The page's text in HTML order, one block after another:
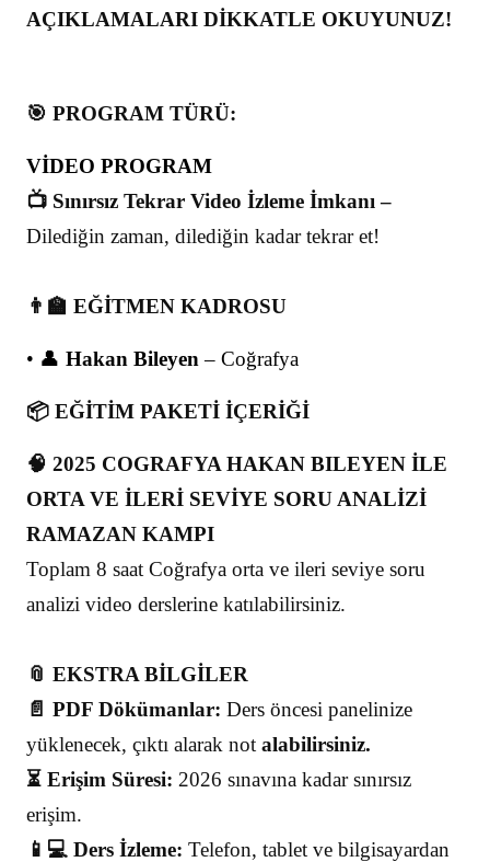
AÇIKLAMALARI DİKKATLE OKUYUNUZ!
🎯 PROGRAM TÜRÜ:
VİDEO PROGRAM
📺 Sınırsız Tekrar Video İzleme İmkanı –
Dilediğin zaman, dilediğin kadar tekrar et!
👨‍🏫 EĞİTMEN KADROSU
• 👤 Hakan Bileyen – Coğrafya
📦 EĞİTİM PAKETİ İÇERİĞİ
🧠 2025 COGRAFYA HAKAN BILEYEN İLE
ORTA VE İLERİ SEVİYE SORU ANALİZİ
RAMAZAN KAMPI
Toplam 8 saa t Coğrafya orta ve ileri seviye soru
analizi video derslerine katılabilirsiniz.
📎 EKSTRA BİLGİLER
📄 PDF Dökümanlar: Ders öncesi panelinize
yüklenecek, çıktı alarak not alabilirsiniz.
⏳ Erişim Süresi: 2026 sınavına kadar sınırsız
erişim.
📱💻 Ders İzleme: Telefon, tablet ve bilgisayardan